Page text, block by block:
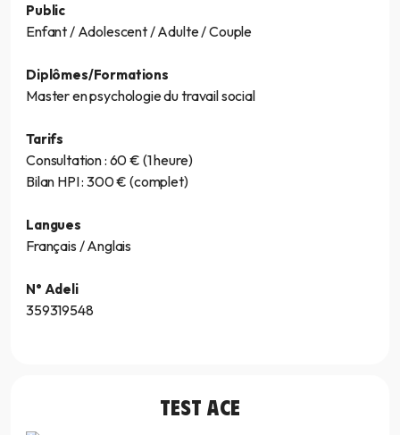
Public
Enfant / Adolescent / Adulte / Couple
Diplômes/Formations
Master en psychologie du travail social
Tarifs
Consultation : 60 € (1 heure)
Bilan HPI : 300 € (complet)
Langues
Français / Anglais
N° Adeli
359319548
TEST ACE